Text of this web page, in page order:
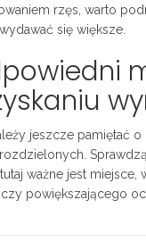
rzęs, warto
się większe.
jeszcze pamiętać
ważne jest
powiększającego